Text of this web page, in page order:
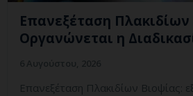
Επανεξέταση
Οργανώνεται η
Επανεξέταση Πλακιδίων Βιοψίας: